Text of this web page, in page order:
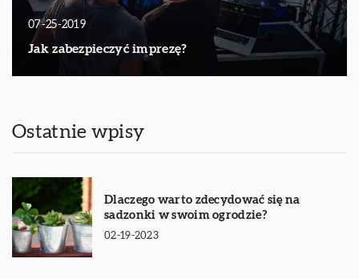
07-25-2019
Jak zabezpieczyć imprezę?
Ostatnie wpisy
Dlaczego warto zdecydować się na
sadzonki w swoim ogrodzie?
02-19-2023